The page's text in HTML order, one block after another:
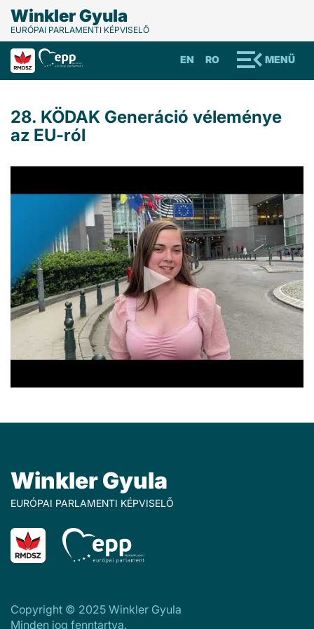
Winkler Gyula
EURÓPAI PARLAMENTI KÉPVISELŐ
MENÜ
RO
EN
28. KÖDAK Generáció véleménye
az EU-ról
Winkler Gyula
EURÓPAI PARLAMENTI KÉPVISELŐ
Copyright © 2025 Winkler Gyula
Minden jog fenntartva.